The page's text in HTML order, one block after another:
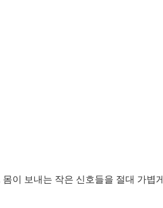
이 보내는 작은 신호들을 절대 가볍게